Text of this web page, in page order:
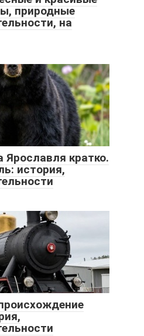
природные
на
Ярославля кратко.
история,